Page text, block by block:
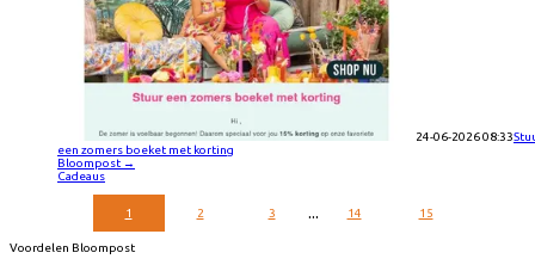
24-06-2026 08:33
een zomers boeket met korting
Bloompost →
Cadeaus
1 2 3 ... 14 15
Voordelen Bloompost